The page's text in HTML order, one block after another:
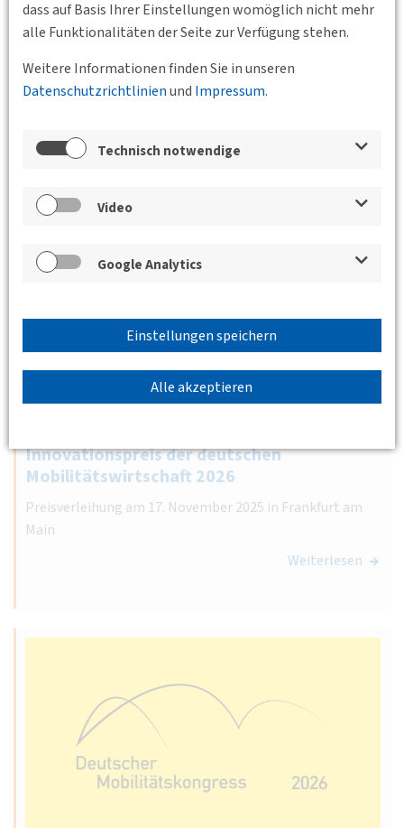
dass auf Basis Ihrer Einstellungen womöglich nicht mehr
alle Funktionalitäten der Seite zur Verfügung stehen.
Weitere Informationen finden Sie in unseren
Datenschutzrichtlinienund Impressum.
Technisch notwendige
Video
Google Analytics
Einstellungen speichern
Alle akzeptieren
Das Junge Forum der DVWG trifft sich jeden dritten
Montag im Monat online, um aktuelle Themen zu
17.11.2026 15:00 - 18:00
Innovationspreis der deutschen
Mobilitätswirtschaft 2026
Preisverleihung am 17. November 2025 in Frankfurt am
Main
Weiterlesen